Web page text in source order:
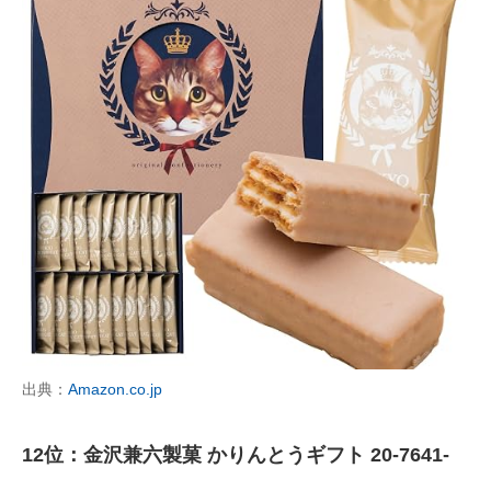
出典： Amazon.co.jp
12位：金沢兼六製菓 かりんとうギフト 20-7641-